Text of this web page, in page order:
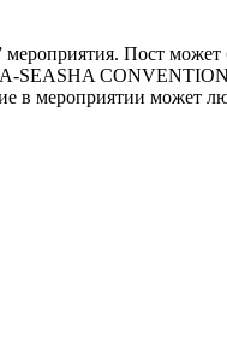
Пост
SEASHA
в мероприятии может